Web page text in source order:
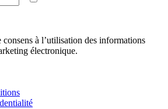
consens à l’utilisation des informations
électronique.